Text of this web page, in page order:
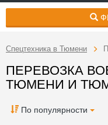
Спецтехника в Тюмени
ПЕРЕВОЗКА
ТЮМЕНИ И
По популярности